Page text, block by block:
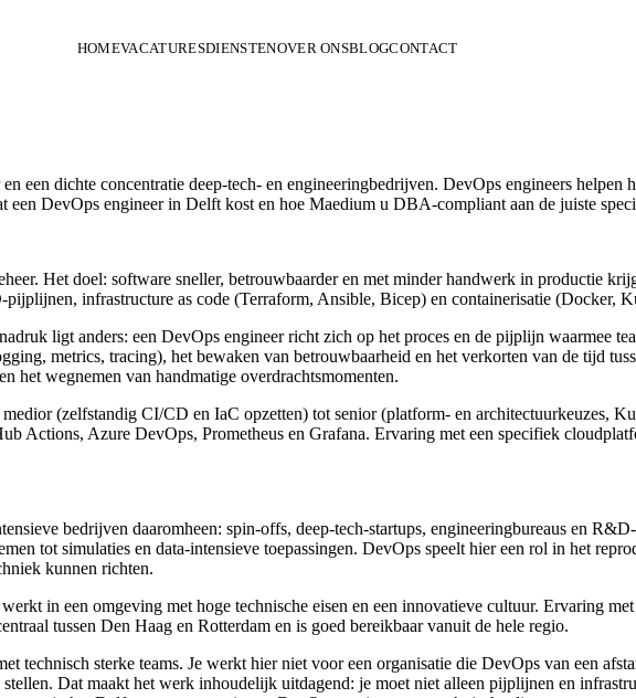
HOMEVACATURESDIENSTENOVER ONSBLOGCONTACT
een dichte concentratie deep-tech- en engineeringbedrijven. DevOps engineers helpen
een DevOps engineer in Delft kost en hoe Maedium u DBA-compliant aan de juiste
Het doel: software sneller, betrouwbaarder en met minder handwerk in productie
infrastructure as code (Terraform, Ansible, Bicep) en containerisatie (Docker,
ligt anders: een DevOps engineer richt zich op het proces en de pijplijn waarmee
metrics, tracing), het bewaken van betrouwbaarheid en het verkorten van de tijd
het wegnemen van handmatige overdrachtsmomenten.
(zelfstandig CI/CD en IaC opzetten) tot senior (platform- en architectuurkeuzes,
Actions, Azure DevOps, Prometheus en Grafana. Ervaring met een specifiek
bedrijven daaromheen: spin-offs, deep-tech-startups, engineeringbureaus en
tot simulaties en data-intensieve toepassingen. DevOps speelt hier een rol in het
kunnen richten.
in een omgeving met hoge technische eisen en een innovatieve cultuur. Ervaring
tussen Den Haag en Rotterdam en is goed bereikbaar vanuit de hele regio.
sterke teams. Je werkt hier niet voor een organisatie die DevOps van een
Dat maakt het werk inhoudelijk uitdagend: je moet niet alleen pijplijnen en